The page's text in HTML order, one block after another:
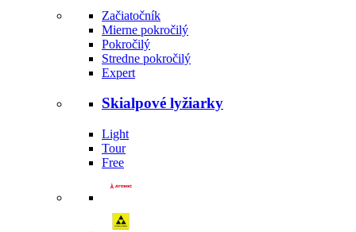
Začiatočník
Mierne pokročilý
Pokročilý
Stredne pokročilý
Expert
Skialpové lyžiarky
Light
Tour
Free